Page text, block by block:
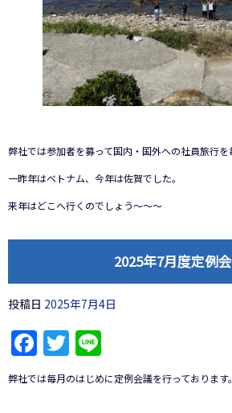
弊社では参加者を募って国内・国外への社員旅行を
一昨年はベトナム、今年は佐賀でした。
来年はどこへ行くのでしょう～～～
2025年7月度定例
投稿日 2025年7月4日
Facebook
Twitter
弊社では毎月のはじめに定例会議を行っております。